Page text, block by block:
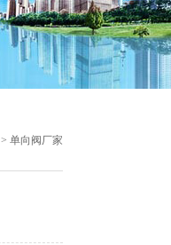
> 单向阀厂家